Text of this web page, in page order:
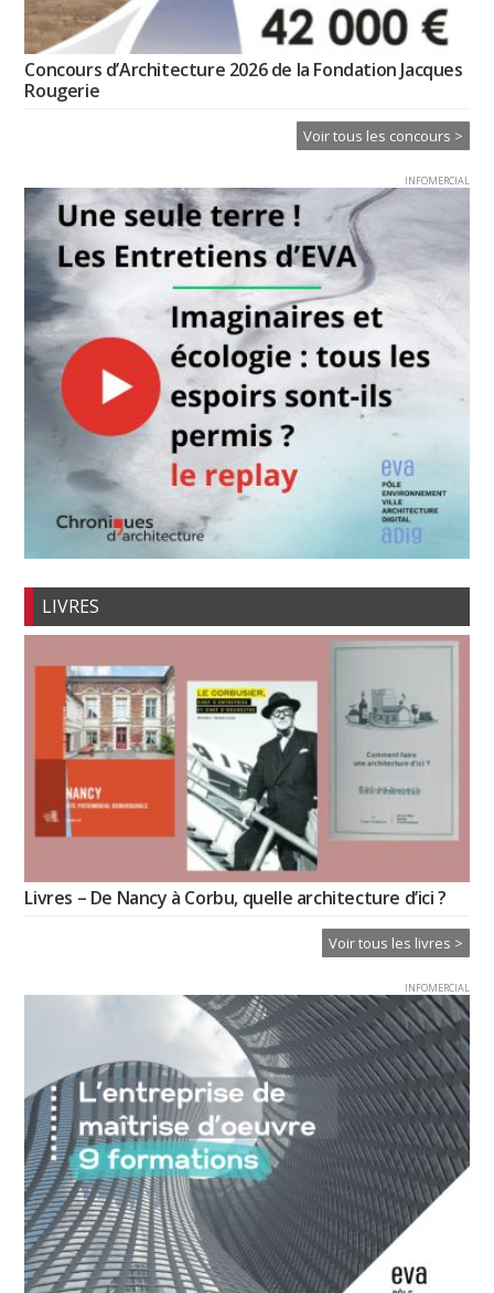
Concours d’Architecture 2026 de la Fondation Jacques
Rougerie
Voir tous les concours >
INFOMERCIAL
LIVRES
Livres – De Nancy à Corbu, quelle architecture d’ici ?
Voir tous les livres >
INFOMERCIAL